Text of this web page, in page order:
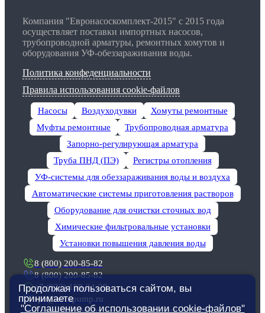
Компания "Евронасоскомплект-2015" с 2015 года
осуществляет поставки импортных насосов,
трубопроводной арматуры, ремонтных хомутов и
оборудования УФ-обеззараживания воды.
Политика конфеденциальности
Правила использования cookie-файлов
Насосы Воздуходувки
Хомуты ремонтные
Муфты ремонтные
Трубопроводная арматура
Запорно-регулирующая арматура
Труба ПНД (ПЭ)
Регистры отопления
УФ-системы для обеззараживания воды и воздуха
Автоматические системы приготовления растворов
Оборудование для очистки сточных вод
Химические фильтровальные установки
Установки повышения давления воды
8 (800) 200-85-82
8 (800) 200-85-82
+7 (922) 188-34-29
spb@evropump.ru
Санкт-Петербург, пер. 1-ый Верхний, д. 10А
Продолжая пользоваться сайтом, вы
принимаете
"Соглашение об использовании cookie-файлов"